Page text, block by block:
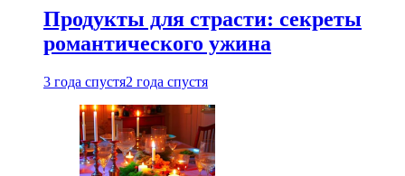
Продукты для страсти: секреты
романтического ужина
3 года спустя2 года спустя